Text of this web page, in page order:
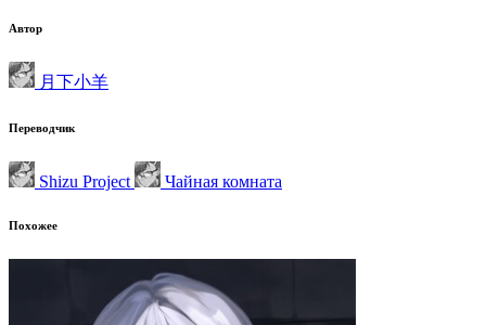
Автор
月下小羊
Переводчик
Shizu Project Чайная комната
Похожее